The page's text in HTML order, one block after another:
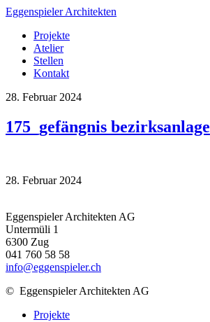
Eggenspieler Architekten
Projekte
Atelier
Stellen
Kontakt
28. Februar 2024
175_gefängnis bezirksanlage
28. Februar 2024
Eggenspieler Architekten AG
Untermüli 1
6300 Zug
041 760 58 58
info@eggenspieler.ch
© Eggenspieler Architekten AG
Projekte